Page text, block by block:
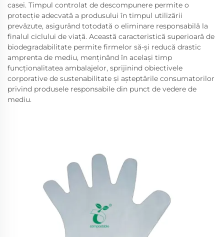
casei. Timpul controlat de descompunere permite o
protecție adecvată a produsului în timpul utilizării
prevăzute, asigurând totodată o eliminare responsabilă la
finalul ciclului de viață. Această caracteristică superioară de
biodegradabilitate permite firmelor să-și reducă drastic
amprenta de mediu, menținând în același timp
funcționalitatea ambalajelor, sprijinind obiectivele
corporative de sustenabilitate și așteptările consumatorilor
privind produsele responsabile din punct de vedere de
mediu.